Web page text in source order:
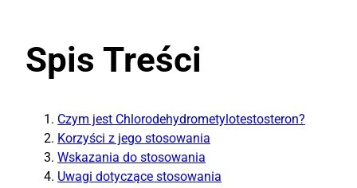
Spis Treści
Czym jest Chlorodehydrometylotestosteron?
Korzyści z jego stosowania
Wskazania do stosowania
Uwagi dotyczące stosowania